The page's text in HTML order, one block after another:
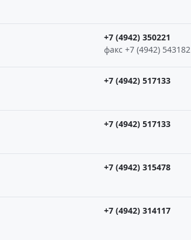
+7 (4942) 350221
факс +7 (4942) 543182
+7 (4942) 517133
+7 (4942) 517133
+7 (4942) 315478
+7 (4942) 314117